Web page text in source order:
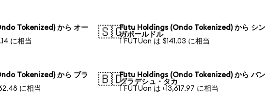
Tokenized) から オー
に相当
🇸🇬Futu Holdings (Ondo Tokenized) から シン
ガポールドル
1 FUTUon は $141.03 に相当
Tokenized) から ブラ
に相当
🇧🇩Futu Holdings (Ondo Tokenized) から バン
グラデシュ・タカ
1 FUTUon は ৳13,617.97 に相当